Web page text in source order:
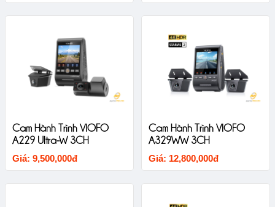
Cam Hành Trình VIOFO
A229 Ultra-W 3CH
Giá: 9,500,000đ
Cam Hành Trình VIOFO
A329WW 3CH
Giá: 12,800,000đ